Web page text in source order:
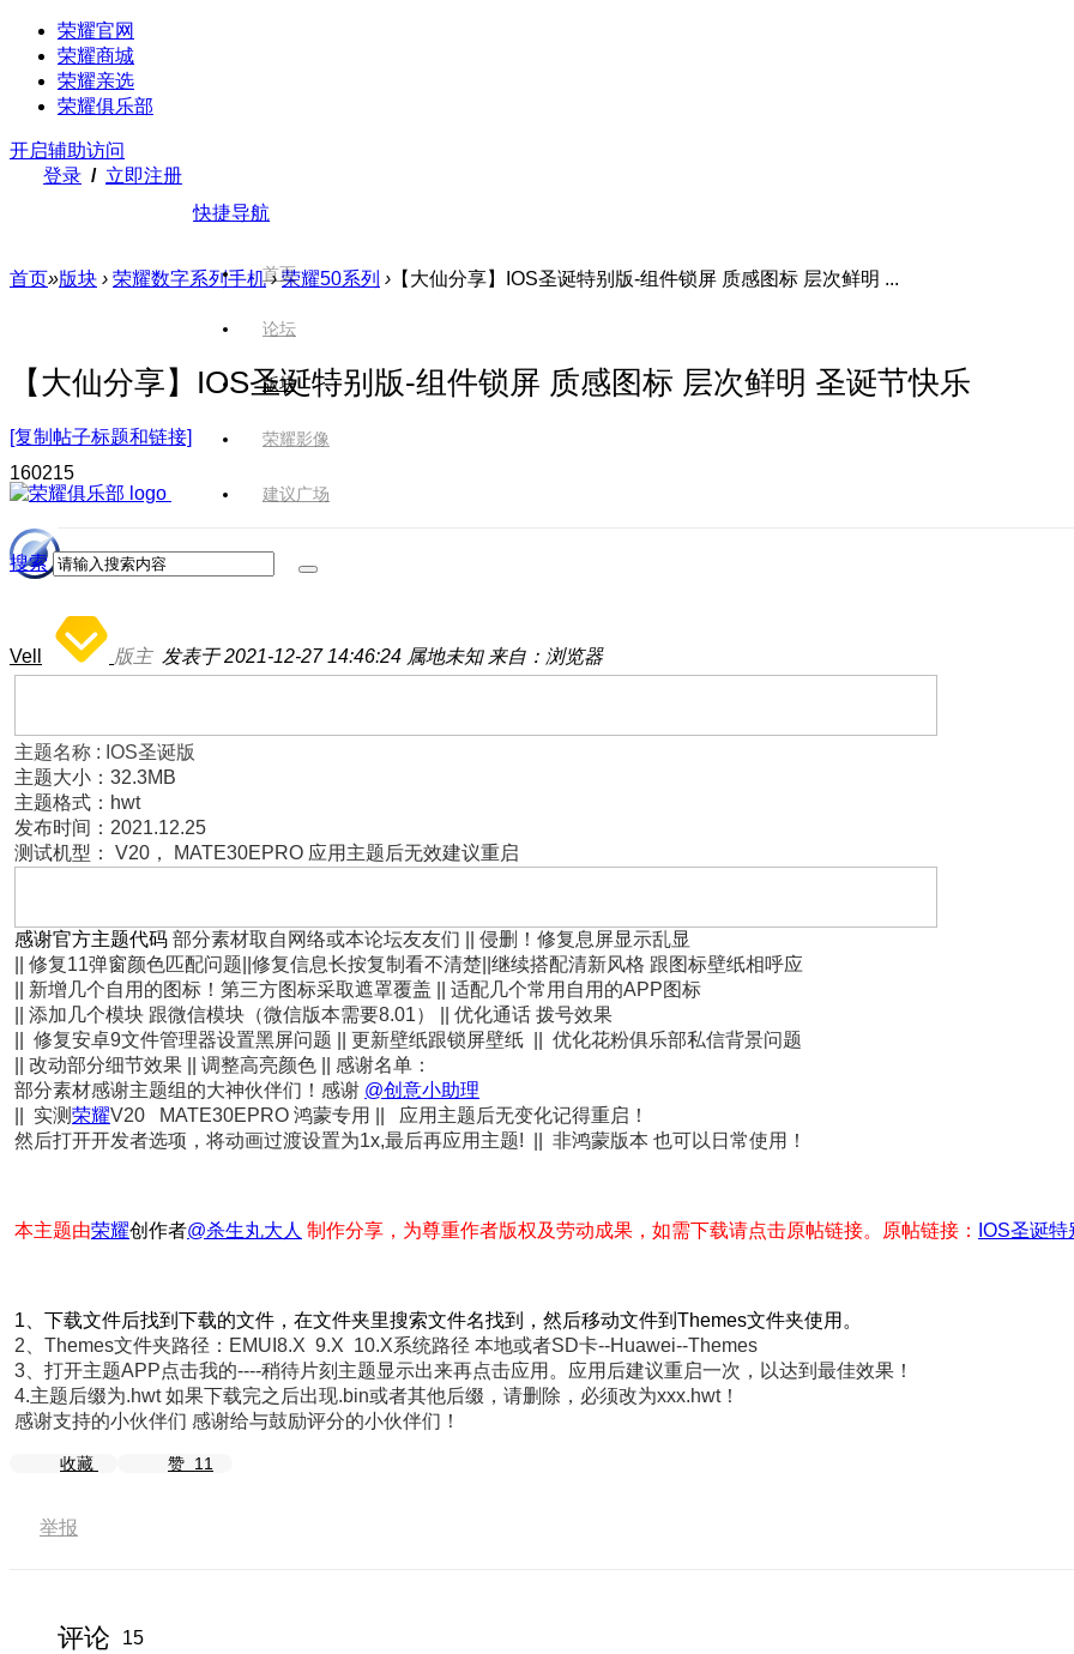
荣耀官网
荣耀商城
荣耀亲选
荣耀俱乐部
开启辅助访问
登录 / 立即注册
快捷导航
首页
论坛
版块
荣耀影像
建议广场
搜索
首页»版块 › 荣耀数字系列手机 › 荣耀50系列 › 【大仙分享】IOS圣诞特别版-组件锁屏 质感图标 层次鲜明 ...
【大仙分享】IOS圣诞特别版-组件锁屏 质感图标 层次鲜明 圣诞节快乐
[复制帖子标题和链接]
160215
Vell 版主 发表于 2021-12-27 14:46:24 属地未知 来自：浏览器
主题名称 : IOS圣诞版
主题大小：32.3MB
主题格式：hwt
发布时间：2021.12.25
测试机型： V20，
MATE30EPRO 应用主题后无效建议重启
感谢官方主题代码 部分素材取自网络或本论坛友友们 || 侵删！修复息屏显示乱显
|| 修复11弹窗颜色匹配问题||修复信息长按复制看不清楚||继续搭配清新风格 跟图标壁纸相呼应
|| 新增几个自用的图标！第三方图标采取遮罩覆盖 || 适配几个常用自用的APP图标
|| 添加几个模块 跟微信模块（微信版本需要8.01） || 优化通话 拨号效果
|| 修复安卓9文件管理器设置黑屏问题 || 更新壁纸跟锁屏壁纸 || 优化花粉俱乐部私信背景问题
|| 改动部分细节效果 || 调整高亮颜色
感谢名单：
部分素材感谢主题组的大神伙伴们！感谢 @创意小助理
实测荣耀V20 MATE30EPRO 鸿蒙专用
应用主题后无变化记得重启！
然后打开开发者选项，将动画过渡设置为1x,最后再应用主题! || 非鸿蒙版本 也可以日常使用！
本主题由荣耀创作者@杀生丸大人 制作分享，为尊重作者版权及劳动成果，如需下载请点击原帖链接。 原帖链接： IOS圣诞
1、下载文件后找到下载的文件，在文件夹里搜索文件名找到，然后移动文件到Themes文件夹使用。
2、Themes文件夹路径：EMUI8.X 9.X 10.X系统路径 本地或者SD卡--Huawei--Themes
3、打开主题APP点击我的----稍待片刻主题显示出来再点击应用。应用后建议重启一次，以达到最佳效果！
4.主题后缀为.hwt 如果下载完之后出现.bin或者其他后缀，请删除，必须改为xxx.hwt！
感谢支持的小伙伴们 感谢给与鼓励评分的小伙伴们！
收藏 赞 11
举报
评论 15